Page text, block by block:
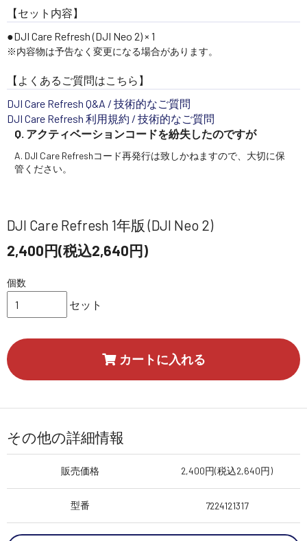
【セット内容】
DJI Care Refresh (DJI Neo 2) × 1
※内容物は予告なく変更になる場合があります。
【よくあるご質問はこちら】
DJI Care Refresh Q&A / 技術的なご質問
DJI Care Refresh 利用規約 / 技術的なご質問
Q. アクティベーションコードを紛失したのですが
A. DJI Care Refreshコード再発行は致しかねますので、大切に保
管ください。
DJI Care Refresh 1年版 (DJI Neo 2)
2,400円(税込2,640円)
個数
セット
カートに入れる
その他の詳細情報
販売価格 2,400円(税込2,640円)
型番 7224121317